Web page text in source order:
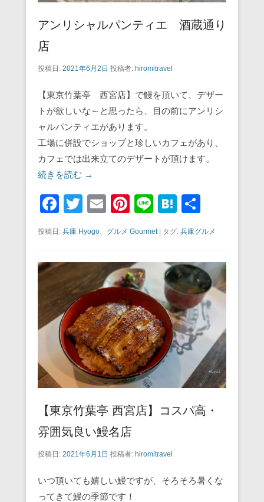
アンリシャルパンティエ 酒蔵通り
店
投稿日: 2021年6月2日 投稿者: hiromitravel
【東京竹葉亭 西宮店】で鰻を頂いて、デザー
トが欲しいな～と思ったら、目の前にアンリシ
ャルパンティエがあります。
工場に併設でショップと珍しいカフェがあり、
カフェでは出来立てのデザートが頂けます。
続きを読む →
F
a
c
e
b
o
o
k
T
tt
er
E
m
ail
Pi
e
st
Li
e
H
at
e
n
a
有
投稿日: 兵庫 Hyogo、 グルメ Gourmet| タグ: 兵庫グルメ
【東京竹葉亭 西宮店】コスパ高・
雰囲気良い鰻名店
投稿日: 2021年6月1日 投稿者: hiromitravel
いつ頂いても嬉しい鰻ですが、そろそろ暑くな
ってきて鰻の季節です！